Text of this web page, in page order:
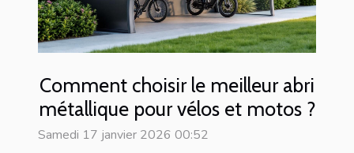
Comment choisir le meilleur abri
métallique pour vélos et motos ?
Samedi 17 janvier 2026 00:52